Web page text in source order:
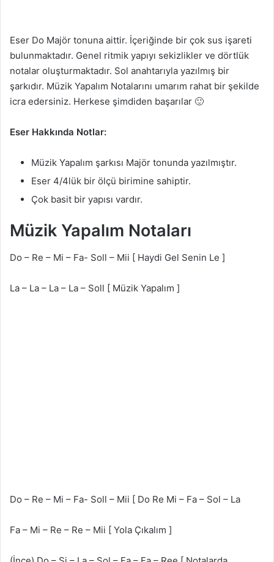
Eser Do Majör tonuna aittir. İçeriğinde bir çok sus işareti
bulunmaktadır. Genel ritmik yapıyı sekizlikler ve dörtlük
notalar oluşturmaktadır. Sol anahtarıyla yazılmış bir
şarkıdır. Müzik Yapalım Notalarını umarım rahat bir şekilde
icra edersiniz. Herkese şimdiden başarılar 🙂
Eser Hakkında Notlar:
Müzik Yapalım şarkısı Majör tonunda yazılmıştır.
Eser 4/4lük bir ölçü birimine sahiptir.
Çok basit bir yapısı vardır.
Müzik Yapalım Notaları
Do – Re – Mi – Fa- Soll – Mii [ Haydi Gel Senin Le ]
La – La – La – La – Soll [ Müzik Yapalım ]
Do – Re – Mi – Fa- Soll – Mii [ Do Re Mi – Fa – Sol – La
Fa – Mi – Re – Re – Mii [ Yola Çıkalım ]